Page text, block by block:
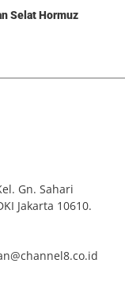
Selat Hormuz
Gn. Sahari
Jakarta 10610.